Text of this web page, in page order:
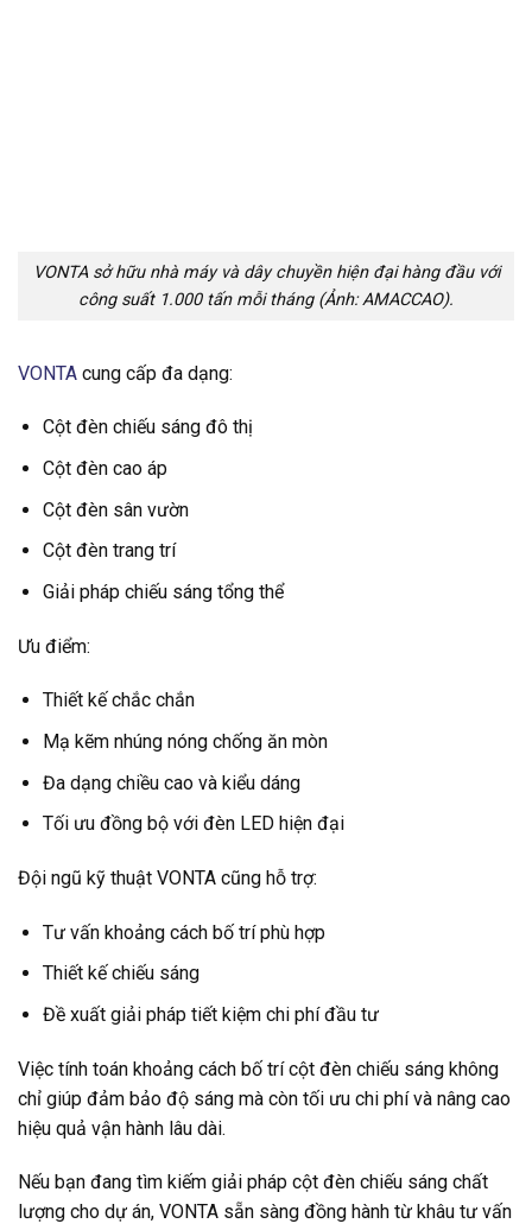
VONTA sở hữu nhà máy và dây chuyền hiện đại hàng đầu với
công suất 1.000 tấn mỗi tháng (Ảnh: AMACCAO).
VONTA cung cấp đa dạng:
Cột đèn chiếu sáng đô thị
Cột đèn cao áp
Cột đèn sân vườn
Cột đèn trang trí
Giải pháp chiếu sáng tổng thể
Ưu điểm:
Thiết kế chắc chắn
Mạ kẽm nhúng nóng chống ăn mòn
Đa dạng chiều cao và kiểu dáng
Tối ưu đồng bộ với đèn LED hiện đại
Đội ngũ kỹ thuật VONTA cũng hỗ trợ:
Tư vấn khoảng cách bố trí phù hợp
Thiết kế chiếu sáng
Đề xuất giải pháp tiết kiệm chi phí đầu tư
Việc tính toán khoảng cách bố trí cột đèn chiếu sáng không
chỉ giúp đảm bảo độ sáng mà còn tối ưu chi phí và nâng cao
hiệu quả vận hành lâu dài.
Nếu bạn đang tìm kiếm giải pháp cột đèn chiếu sáng chất
lượng cho dự án, VONTA sẵn sàng đồng hành từ khâu tư vấn